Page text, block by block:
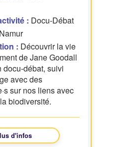
: Docu-Débat
: Découvrir la vie
de Jane Goodall
docu-débat, suivi
avec des
sur nos liens avec
biodiversité.
d'infos